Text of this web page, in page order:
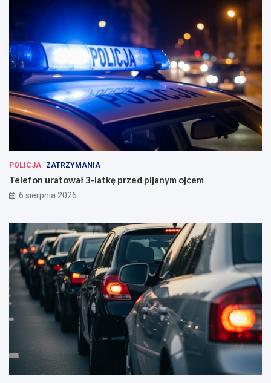
POLICJA ZATRZYMANIA
Telefon uratował 3-latkę przed pijanym ojcem
6 sierpnia 2026